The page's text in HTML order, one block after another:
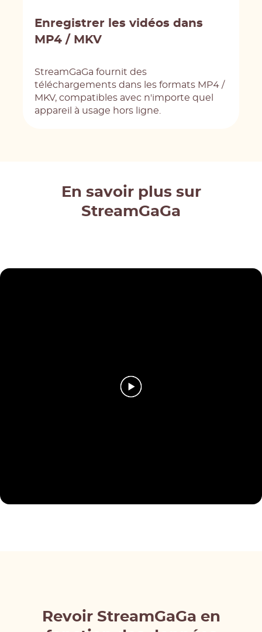
Enregistrer les vidéos dans
MP4 / MKV
StreamGaGa fournit des
téléchargements dans les formats MP4 /
MKV, compatibles avec n'importe quel
appareil à usage hors ligne.
En savoir plus sur
StreamGaGa
Revoir StreamGaGa en